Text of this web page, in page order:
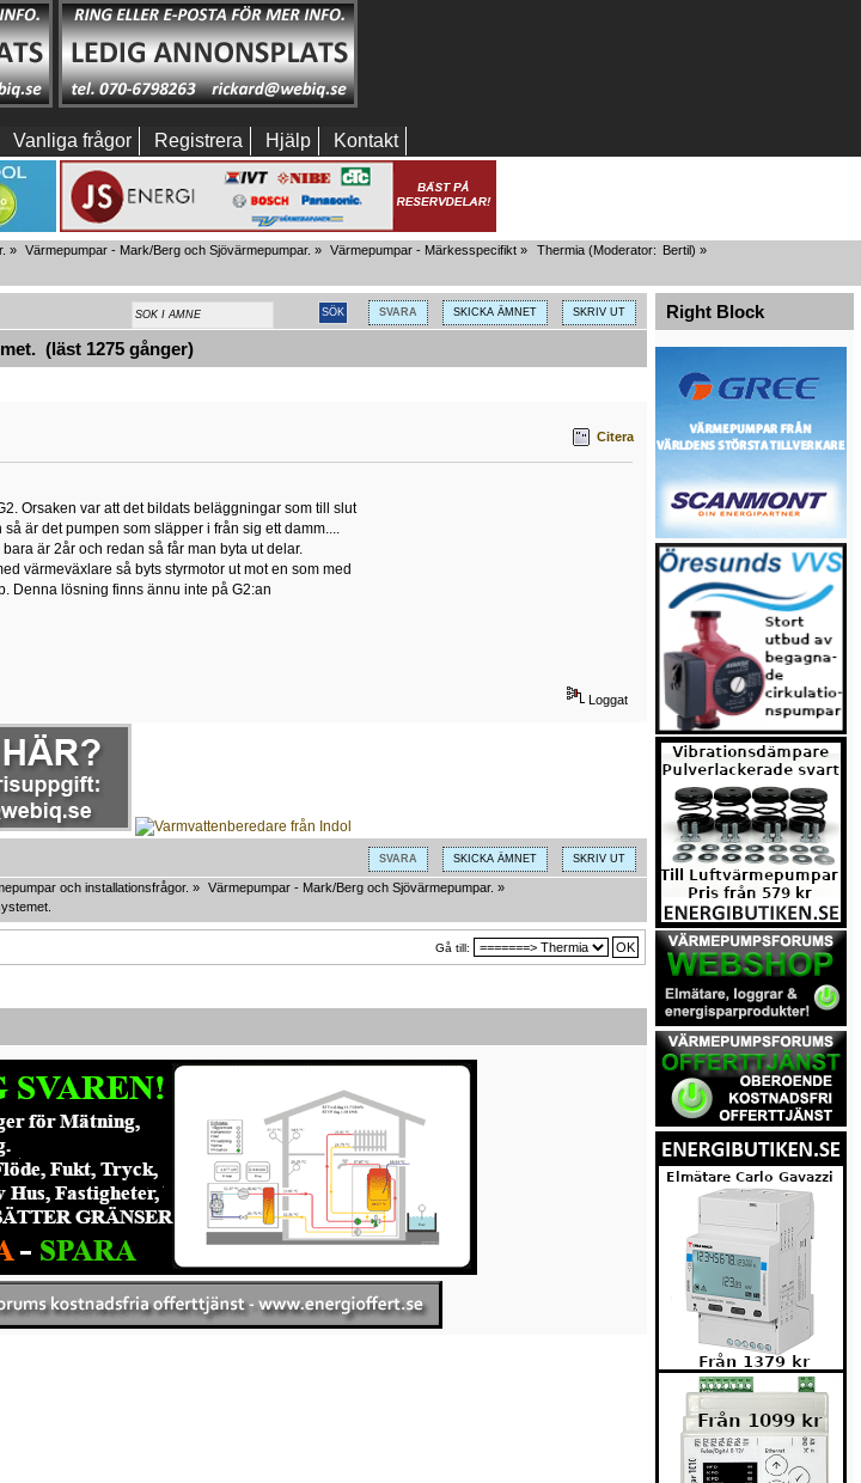
Vanliga frågor Registrera Hjälp Kontakt
» Värmepumpar - Mark/Berg och Sjövärmepumpar. » Värmepumpar - Märkesspecifikt » Thermia(Moderator: Bertil) »
SVARA SKICKA ÄMNET SKRIV UT
(läst 1275 gånger)
Citera
Orsaken var att det bildats beläggningar som till slut
är det pumpen som släpper i från sig ett damm....
är 2år och redan så får man byta ut delar.
värmeväxlare så byts styrmotor ut mot en som med
Denna lösning finns ännu inte på G2:an
Loggat
SVARA SKICKA ÄMNET SKRIV UT
och installationsfrågor. » Värmepumpar - Mark/Berg och Sjövärmepumpar. »
Gå till:
Right Block